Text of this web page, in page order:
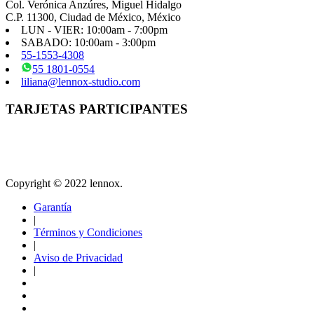
Col. Verónica Anzúres, Miguel Hidalgo
C.P. 11300, Ciudad de México, México
LUN - VIER: 10:00am - 7:00pm
SABADO: 10:00am - 3:00pm
55-1553-4308
55 1801-0554
liliana@lennox-studio.com
TARJETAS PARTICIPANTES
Copyright © 2022 lennox.
Garantía
|
Términos y Condiciones
|
Aviso de Privacidad
|